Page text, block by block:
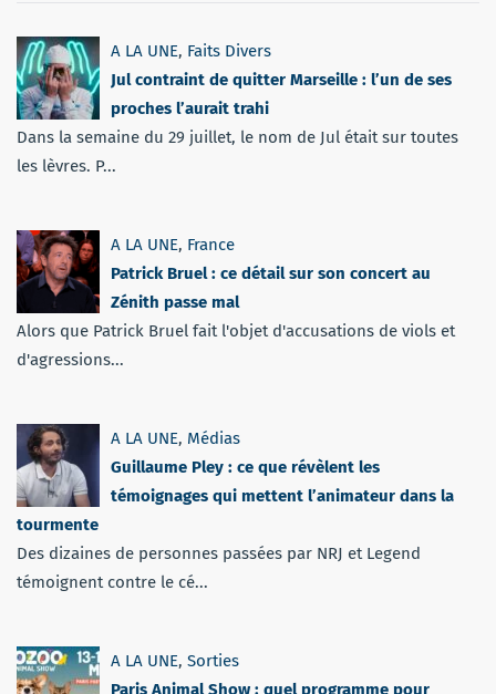
A LA UNE, Faits Divers
Jul contraint de quitter Marseille : l’un de ses
proches l’aurait trahi
Dans la semaine du 29 juillet, le nom de Jul était sur toutes
les lèvres. P...
A LA UNE, France
Patrick Bruel : ce détail sur son concert au
Zénith passe mal
Alors que Patrick Bruel fait l'objet d'accusations de viols et
d'agressions...
A LA UNE, Médias
Guillaume Pley : ce que révèlent les
témoignages qui mettent l’animateur dans la
tourmente
Des dizaines de personnes passées par NRJ et Legend
témoignent contre le cé...
A LA UNE, Sorties
Paris Animal Show : quel programme pour